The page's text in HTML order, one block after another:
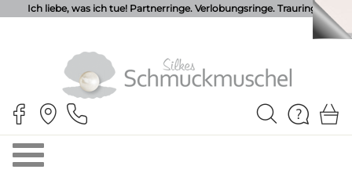
Ich liebe, was ich tue! Partnerringe. Verlobungsringe. Trauringe.